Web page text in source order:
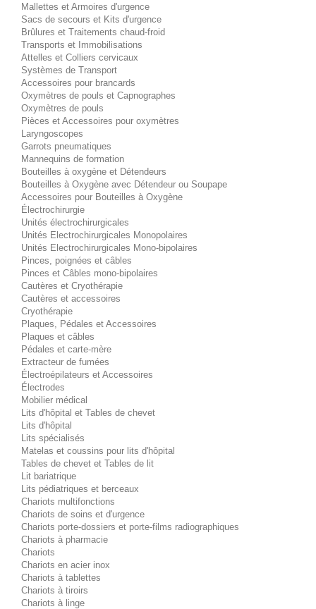
Mallettes et Armoires d'urgence
Sacs de secours et Kits d'urgence
Brûlures et Traitements chaud-froid
Transports et Immobilisations
Attelles et Colliers cervicaux
Systèmes de Transport
Accessoires pour brancards
Oxymètres de pouls et Capnographes
Oxymètres de pouls
Pièces et Accessoires pour oxymètres
Laryngoscopes
Garrots pneumatiques
Mannequins de formation
Bouteilles à oxygène et Détendeurs
Bouteilles à Oxygène avec Détendeur ou Soupape
Accessoires pour Bouteilles à Oxygène
Électrochirurgie
Unités électrochirurgicales
Unités Electrochirurgicales Monopolaires
Unités Electrochirurgicales Mono-bipolaires
Pinces, poignées et câbles
Pinces et Câbles mono-bipolaires
Cautères et Cryothérapie
Cautères et accessoires
Cryothérapie
Plaques, Pédales et Accessoires
Plaques et câbles
Pédales et carte-mère
Extracteur de fumées
Électroépilateurs et Accessoires
Électrodes
Mobilier médical
Lits d'hôpital et Tables de chevet
Lits d'hôpital
Lits spécialisés
Matelas et coussins pour lits d'hôpital
Tables de chevet et Tables de lit
Lit bariatrique
Lits pédiatriques et berceaux
Chariots multifonctions
Chariots de soins et d'urgence
Chariots porte-dossiers et porte-films radiographiques
Chariots à pharmacie
Chariots
Chariots en acier inox
Chariots à tablettes
Chariots à tiroirs
Chariots à linge